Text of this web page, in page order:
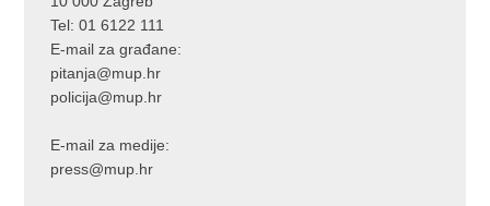
Tel:01 6122 111
E-mail za građane:
pitanja@mup.hr
policija@mup.hr
E-mail za medije:
press@mup.hr